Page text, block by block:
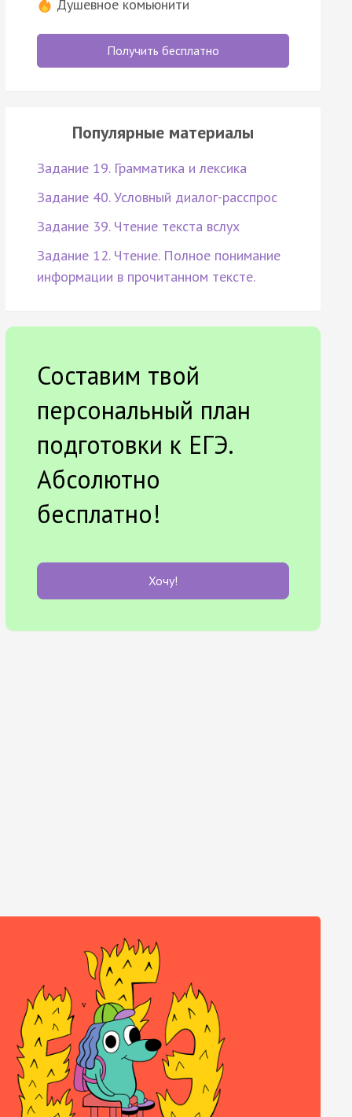
Душевное комьюнити
Получить бесплатно
Популярные материалы
Задание 19. Грамматика и лексика
Задание 40. Условный диалог-расспрос
Задание 39. Чтение текста вслух
Задание 12. Чтение. Полное понимание
информации в прочитанном тексте.
Составим твой
персональный план
подготовки к ЕГЭ.
Абсолютно
бесплатно!
Хочу!